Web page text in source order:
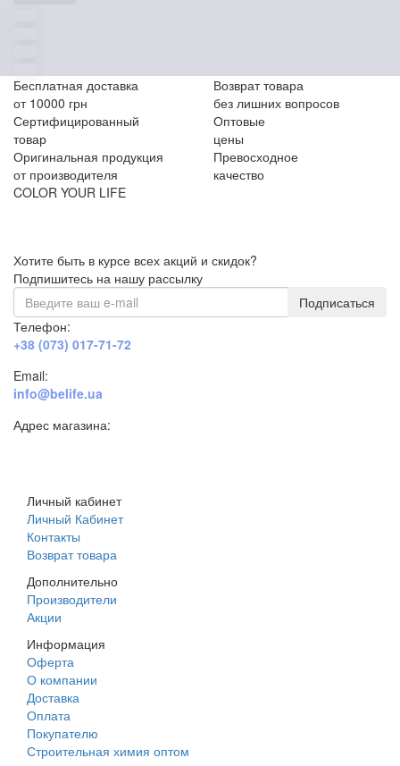
Бесплатная доставка
от 10000 грн
Возврат товара
без лишних вопросов
Сертифицированный
товар
Оптовые
цены
Оригинальная продукция
от производителя
Превосходное
качество
COLOR YOUR LIFE
Хотите быть в курсе всех акций и скидок?
Подпишитесь на нашу рассылку
Подписаться
Телефон:
+38 (073) 017-71-72
Email:
info@belife.ua
Адрес магазина:
Личный кабинет
Личный Кабинет
Контакты
Возврат товара
Дополнительно
Производители
Акции
Информация
Оферта
О компании
Доставка
Оплата
Покупателю
Строительная химия оптом